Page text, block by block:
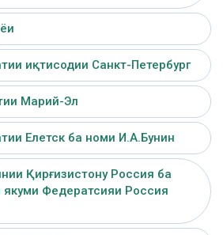
иқтисодии Санкт-Петербург
Марий-Эл
Елетск ба номи И.А.Бунин
Қирғизистону Россия ба
Федератсияи Россия